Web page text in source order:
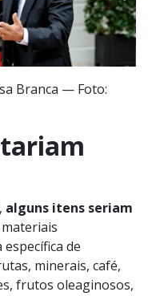
Branca — Foto:
alguns itens seriam
de
minerais, café,
frutos oleaginosos,